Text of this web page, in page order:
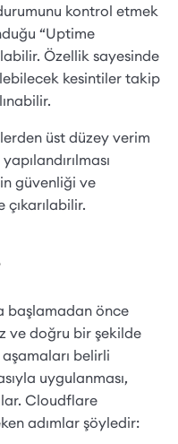
kontrol etmek
“Uptime
Özellik sayesinde
kesintiler takip
üst düzey verim
güvenliği ve
başlamadan önce
ve doğru bir şekilde
belirli
uygulanması,
Cloudflare
adımlar şöyledir: